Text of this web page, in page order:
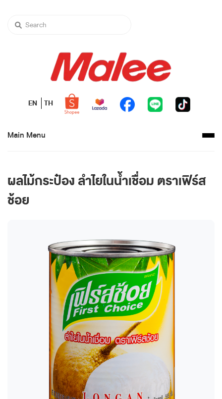
EN TH
Main Menu
ผลไม้กระป๋อง ลำไยในน้ำเชื่อม ตราเฟิร์ส
ช้อย